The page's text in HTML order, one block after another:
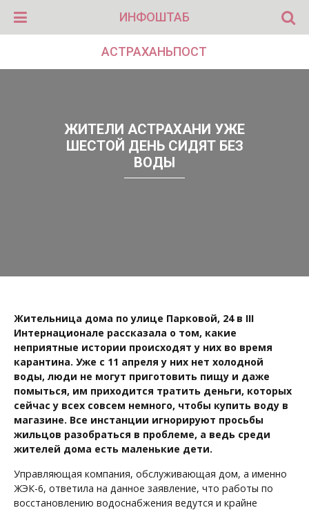
ИНФОШТАБ
АСТРАХАНЬПОСТ
ЖИТЕЛИ АСТРАХАНИ УЖЕ
ШЕСТОЙ ДЕНЬ СИДЯТ БЕЗ
ВОДЫ
Жительница дома по улице Парковой, 24 в III
Интернационале рассказала о том, какие
неприятные истории происходят у них во время
карантина. Уже с 11 апреля у них нет холодной
воды, люди не могут приготовить пищу и даже
помыться, им приходится тратить деньги, которых
сейчас у всех совсем немного, чтобы купить воду в
магазине. Все инстанции игнорируют просьбы
жильцов разобраться в проблеме, а ведь среди
жителей дома есть маленькие дети.
Управляющая компания, обслуживающая дом, а именно
ЖЭК-6, ответила на данное заявление, что работы по
восстановлению водоснабжения ведутся и крайне